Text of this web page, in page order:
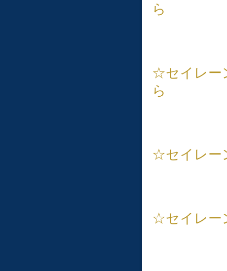
ら
☆セイレー
ら
☆セイレー
☆セイレー